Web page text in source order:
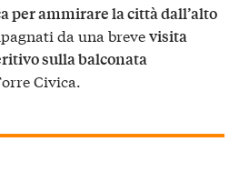
per ammirare la città dall’alto
da una brevevisita
sulla balconata
Civica.